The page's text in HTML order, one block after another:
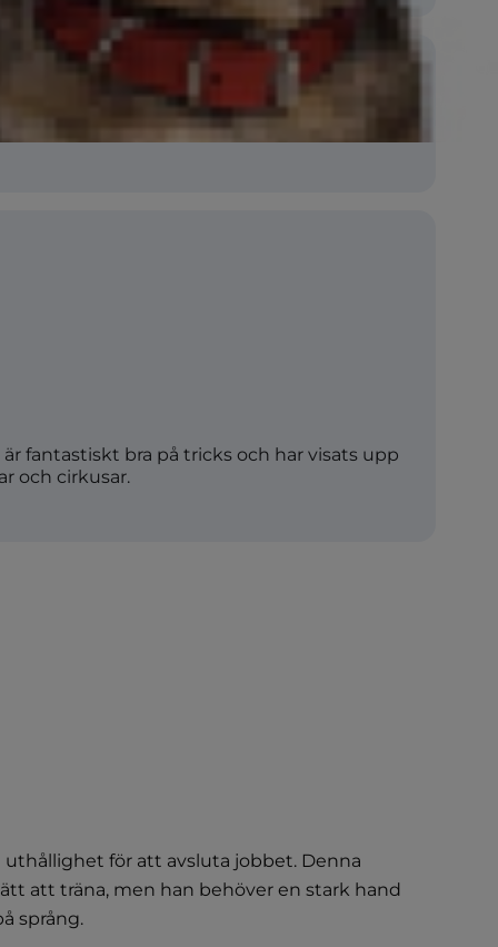
Terrier
fantastiskt bra på tricks och har visats upp
och cirkusar.
för att avsluta jobbet. Denna
att träna, men han behöver en stark hand
språng.